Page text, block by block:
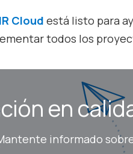
Cloud está listo para
todos los
en
informado